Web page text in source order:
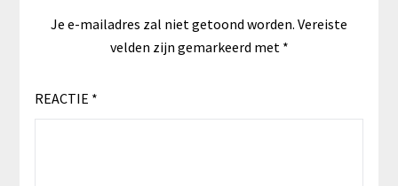
Je e-mailadres zal niet getoond worden. Vereiste
velden zijn gemarkeerd met *
REACTIE *